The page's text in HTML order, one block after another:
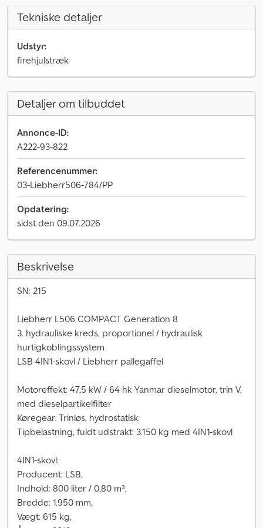
Tekniske detaljer
Udstyr:
firehjulstræk
Detaljer om tilbuddet
Annonce-ID:
A222-93-822
Referencenummer:
03-Liebherr506-784/PP
Opdatering:
sidst den 09.07.2026
Beskrivelse
SN: 215
Liebherr L506 COMPACT Generation 8
3. hydrauliske kreds, proportionel / hydraulisk
hurtigkoblingssystem
LSB 4IN1-skovl / Liebherr pallegaffel
Motoreffekt: 47,5 kW / 64 hk Yanmar dieselmotor, trin V,
med dieselpartikelfilter
Køregear: Trinløs, hydrostatisk
Tipbelastning, fuldt udstrakt: 3.150 kg med 4IN1-skovl
4IN1-skovl:
Producent: LSB,
Indhold: 800 liter / 0,80 m³,
Bredde: 1.950 mm,
Vægt: 615 kg,